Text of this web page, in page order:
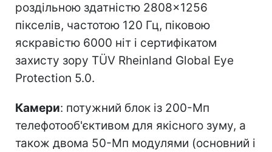
роздільною здатністю 2808×1256
пікселів, частотою 120 Гц, піковою
яскравістю 6000 ніт і сертифікатом
захисту зору TÜV Rheinland Global Eye
Protection 5.0.
Камери: потужний блок із 200-Мп
телефотооб'єктивом для якісного зуму, а
також двома 50-Мп модулями (основний і